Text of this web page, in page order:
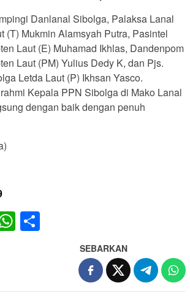
Danlanal Sibolga, Palaksa Lanal
(T) Mukmin Alamsyah Putra, Pasintel
Laut (E) Muhamad Ikhlas, Dandenpom
Laut (PM) Yulius Dedy K, dan Pjs.
Letda Laut (P) Ikhsan Yasco.
Kepala PPN Sibolga di Mako Lanal
dengan baik dengan penuh
WhatsApp
SEBARKAN